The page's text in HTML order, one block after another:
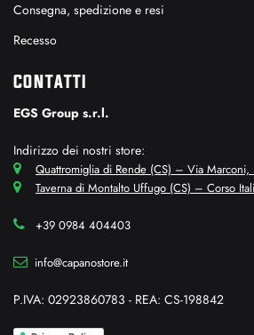
Consegna, spedizione e resi
Recesso
CONTATTI
EGS Group s.r.l.
Indirizzo dei nostri store:
Quattromiglia di Rende (CS) – Via Marconi,
Taverna di Montalto Uffugo (CS) – Corso
+39 0984 404403
info@capanostore.it
P.IVA: 02923860783 - REA: CS-198842